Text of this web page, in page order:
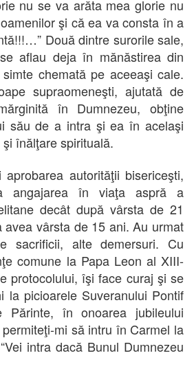
nu se va arăta mea glorie nu
şi că ea va consta în a
Două dintre surorile sale,
aflau deja în mănăstirea din
chemată pe aceeaşi cale.
supraomeneşti, ajutată de
în Dumnezeu, obţine
său de a intra şi ea în acelaşi
înălţare spirituală.
autorităţii bisericeşti,
angajarea în viaţa aspră a
decât după vârsta de 21
avea vârsta de 15 ani. Au urmat
sacrificii, alte demersuri. Cu
comune la Papa Leon al XIII-
protocolului, îşi face curaj şi se
la picioarele Suveranului Pontif
Părinte, în onoarea jubileului
mi să intru în Carmel la
intra dacă Bunul Dumnezeu